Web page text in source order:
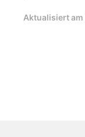
Aktualisiert am